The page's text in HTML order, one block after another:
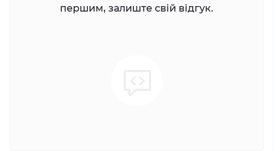
першим, залиште свій відгук.